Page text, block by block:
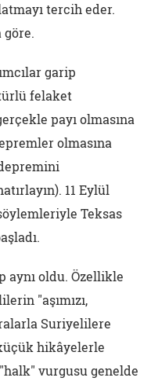
tercih eder.
göre.
garip
felaket
payı olmasına
olmasına
11 Eylül
Teksas
oldu. Özellikle
"aşımızı,
Suriyelilere
hikâyelerle
vurgusu genelde